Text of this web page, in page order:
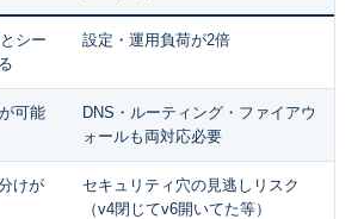
シー
設定・運用負荷が2倍
可能
DNS・ルーティング・ファイアウ
ォールも両対応必要
けが
セキュリティ穴の見逃しリスク
（v4閉じてv6開いてた等）